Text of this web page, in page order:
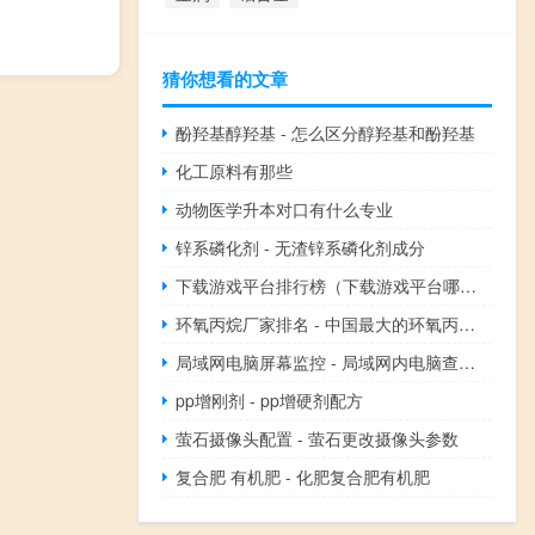
猜你想看的文章
酚羟基醇羟基 - 怎么区分醇羟基和酚羟基
化工原料有那些
动物医学升本对口有什么专业
锌系磷化剂 - 无渣锌系磷化剂成分
下载游戏平台排行榜（下载游戏平台哪个好）
环氧丙烷厂家排名 - 中国最大的环氧丙烷生产厂家
局域网电脑屏幕监控 - 局域网内电脑查看监控视频
pp增刚剂 - pp增硬剂配方
萤石摄像头配置 - 萤石更改摄像头参数
复合肥 有机肥 - 化肥复合肥有机肥